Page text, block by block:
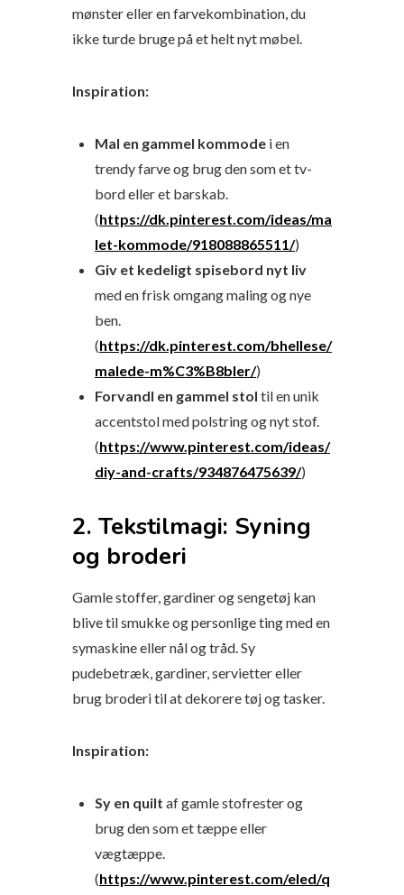
mønster eller en farvekombination, du
ikke turde bruge på et helt nyt møbel.
Inspiration:
Mal en gammel kommode i en
trendy farve og brug den som et tv-
bord eller et barskab.
(https://dk.pinterest.com/ideas/ma
let-kommode/918088865511/)
Giv et kedeligt spisebord nyt liv
med en frisk omgang maling og nye
ben.
(https://dk.pinterest.com/bhellese/
malede-m%C3%B8bler/)
Forvandl en gammel stol til en unik
accentstol med polstring og nyt stof.
(https://www.pinterest.com/ideas/
diy-and-crafts/934876475639/)
2. Tekstilmagi: Syning
og broderi
Gamle stoffer, gardiner og sengetøj kan
blive til smukke og personlige ting med en
symaskine eller nål og tråd. Sy
pudebetræk, gardiner, servietter eller
brug broderi til at dekorere tøj og tasker.
Inspiration:
Sy en quilt af gamle stofrester og
brug den som et tæppe eller
vægtæppe.
(https://www.pinterest.com/eled/q